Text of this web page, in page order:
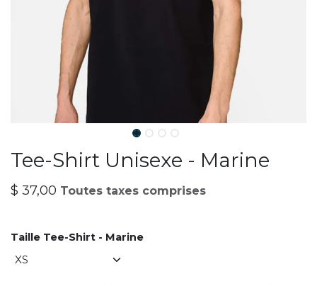
Tee-Shirt Unisexe - Marine
$ 37,00 Toutes taxes comprises
Taille Tee-Shirt - Marine